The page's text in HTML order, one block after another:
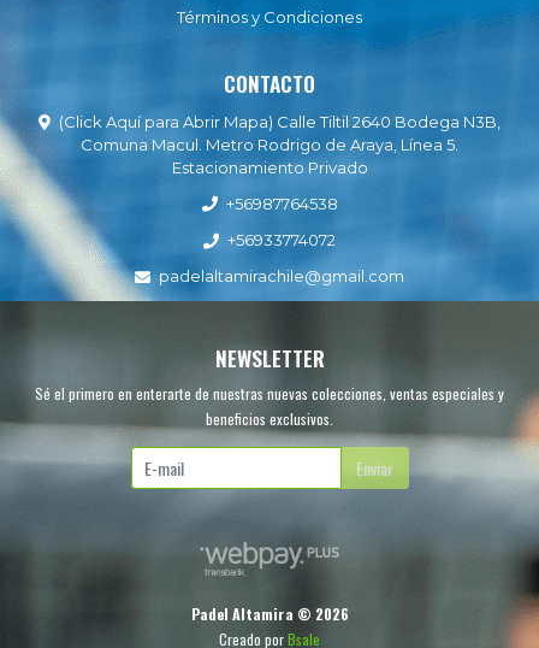
Términos y Condiciones
CONTACTO
(Click Aquí para Abrir Mapa) Calle Tiltil 2640 Bodega N3B,
Comuna Macul. Metro Rodrigo de Araya, Línea 5.
Estacionamiento Privado
+56987764538
+56933774072
padelaltamirachile@gmail.com
NEWSLETTER
Sé el primero en enterarte de nuestras nuevas colecciones, ventas especiales y
beneficios exclusivos.
Enviar
Padel Altamira © 2026
Creado porBsale